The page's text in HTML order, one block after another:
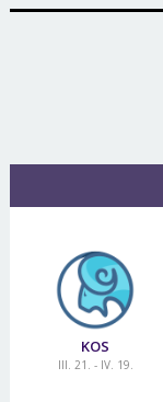
KOS
III. 21. - IV. 19.